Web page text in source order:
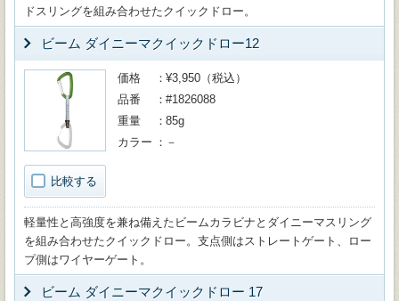
ドスリングを組み合わせたクイックドロー。
ビーム ダイニーマクイックドロー12
比較する
価格
¥3,950（税込）
品番
#1826088
重量
85g
カラー
－
軽量性と高強度を兼ね備えたビームカラビナとダイニーマスリング
を組み合わせたクイックドロー。支点側はストレートゲート、ロー
プ側はワイヤーゲート。
ビーム ダイニーマクイックドロー 17